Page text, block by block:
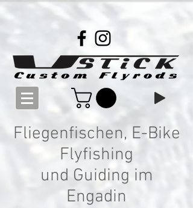
Fliegenfischen, E-Bike
Flyfishing
und Guiding im
Engadin